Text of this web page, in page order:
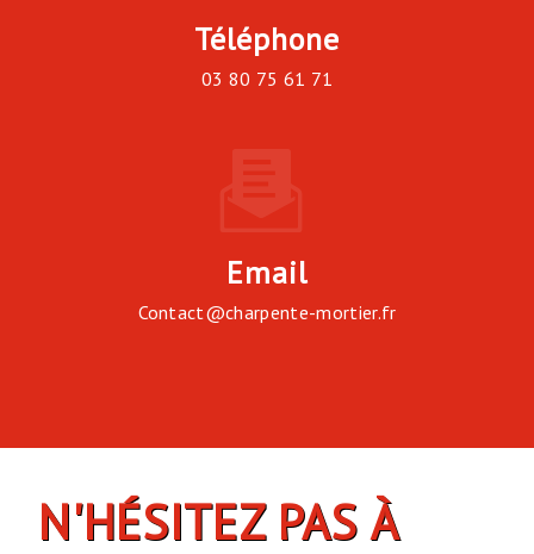
Téléphone
03 80 75 61 71
Email
contact@charpente-mortier.fr
N'HÉSITEZ PAS À